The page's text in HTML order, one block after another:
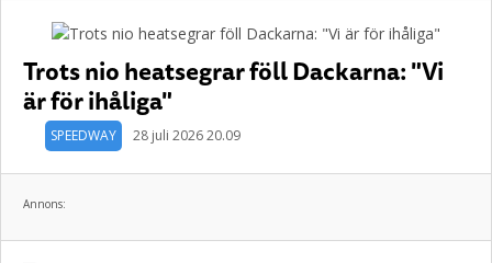
Trots nio heatsegrar föll Dackarna: "Vi
är för ihåliga"
SPEEDWAY 28 juli 2026 20.09
Annons: